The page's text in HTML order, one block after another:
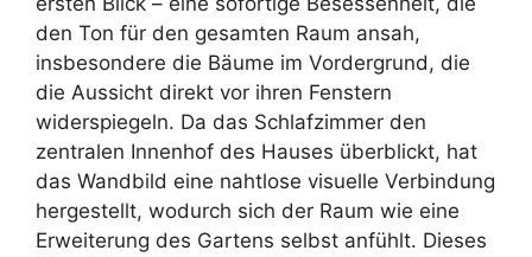
den Ton für den gesamten Raum ansah,
insbesondere die Bäume im Vordergrund, die
die Aussicht direkt vor ihren Fenstern
widerspiegeln. Da das Schlafzimmer den
zentralen Innenhof des Hauses überblickt, hat
das Wandbild eine nahtlose visuelle Verbindung
hergestellt, wodurch sich der Raum wie eine
Erweiterung des Gartens selbst anfühlt. Dieses